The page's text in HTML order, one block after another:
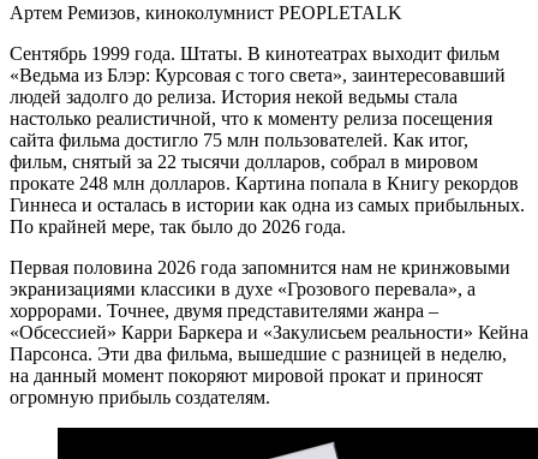
Артем Ремизов, киноколумнист PEOPLETALK
Сентябрь 1999 года. Штаты. В кинотеатрах выходит фильм
«Ведьма из Блэр: Курсовая с того света», заинтересовавший
людей задолго до релиза. История некой ведьмы стала
настолько реалистичной, что к моменту релиза посещения
сайта фильма достигло 75 млн пользователей. Как итог,
фильм, снятый за 22 тысячи долларов, собрал в мировом
прокате 248 млн долларов. Картина попала в Книгу рекордов
Гиннеса и осталась в истории как одна из самых прибыльных.
По крайней мере, так было до 2026 года.
Первая половина 2026 года запомнится нам не кринжовыми
экранизациями классики в духе «Грозового перевала», а
хоррорами. Точнее, двумя представителями жанра –
«Обсессией» Карри Баркера и «Закулисьем реальности» Кейна
Парсонса. Эти два фильма, вышедшие с разницей в неделю,
на данный момент покоряют мировой прокат и приносят
огромную прибыль создателям.